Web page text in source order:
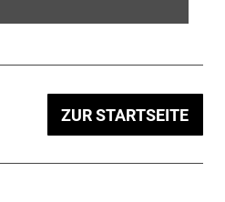
ZUR STARTSEITE